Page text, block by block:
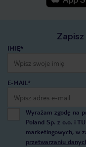
IMIĘ*
E-MAIL*
Wyrażam zgodę na
Poland Sp. z o.o. i
marketingowych, w
przetwarzaniu